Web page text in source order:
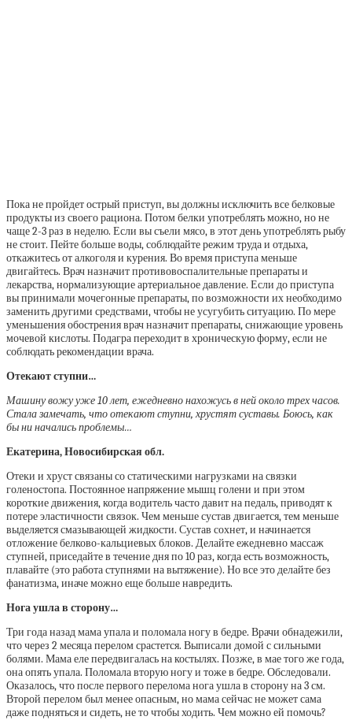
Пока не пройдет острый приступ, вы должны исключить все белковые
продукты из своего рациона. Потом белки употреблять можно, но не
чаще 2-3 раз в неделю. Если вы съели мясо, в этот день употреблять рыбу
не стоит. Пейте больше воды, соблюдайте режим труда и отдыха,
откажитесь от алкоголя и курения. Во время приступа меньше
двигайтесь. Врач назначит противовоспалительные препараты и
лекарства, нормализующие артериальное давление. Если до приступа
вы принимали мочегонные препараты, по возможности их необходимо
заменить другими средствами, чтобы не усугубить ситуацию. По мере
уменьшения обострения врач назначит препараты, снижающие уровень
мочевой кислоты. Подагра переходит в хроническую форму, если не
соблюдать рекомендации врача.
Отекают ступни…
Машину вожу уже 10 лет, ежедневно нахожусь в ней около трех часов.
Стала замечать, что отекают ступни, хрустят суставы. Боюсь, как
бы ни начались проблемы…
Екатерина, Новосибирская обл.
Отеки и хруст связаны со статическими нагрузками на связки
голеностопа. Постоянное напряжение мышц голени и при этом
короткие движения, когда водитель часто давит на педаль, приводят к
потере эластичности связок. Чем меньше сустав двигается, тем меньше
выделяется смазывающей жидкости. Сустав сохнет, и начинается
отложение белково-кальцие­вых блоков. Делайте ежедневно массаж
ступней, приседайте в течение дня по 10 раз, когда есть возможность,
плавайте (это работа ступнями на вытяжение). Но все это делайте без
фанатизма, иначе можно еще больше навредить.
Нога ушла в сторону…
Три года назад мама упала и поломала ногу в бедре. Врачи обнадежили,
что через 2 месяца перелом срастется. Выписали домой с сильными
болями. Мама еле передвигалась на костылях. Позже, в мае того же года,
она опять упала. Поломала вторую ногу и тоже в бедре. Обследовали.
Оказалось, что после первого перелома нога ушла в сторону на 3 см.
Второй перелом был менее опасным, но мама сейчас не может сама
даже подняться и сидеть, не то чтобы ходить. Чем можно ей помочь?